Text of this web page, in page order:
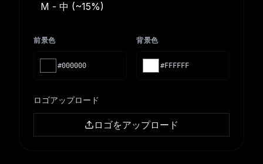
M - 中 (~15%)
前景色
#000000
背景色
#FFFFFF
ロゴアップロード
ロゴをアップロード